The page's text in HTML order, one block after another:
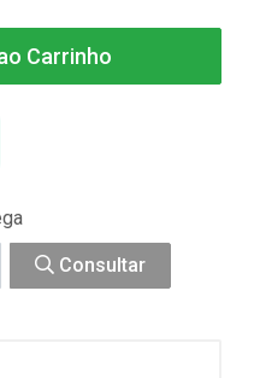
Carrinho
Consultar